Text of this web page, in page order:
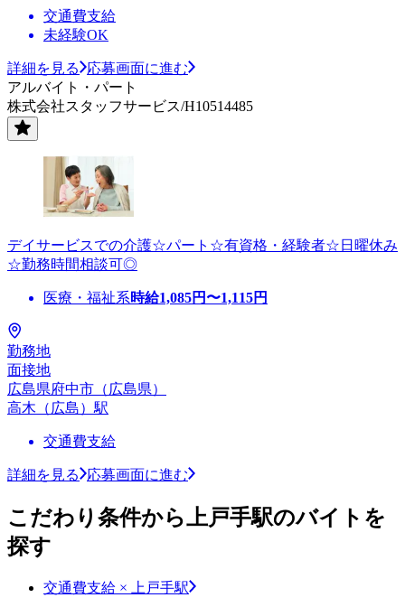
交通費支給
未経験OK
詳細を見る
応募画面に進む
アルバイト・パート
株式会社スタッフサービス/H10514485
デイサービスでの介護☆パート☆有資格・経験者☆日曜休み
☆勤務時間相談可◎
医療・福祉系時給1,085円〜1,115円
勤務地
面接地
広島県府中市（広島県）
高木（広島）駅
交通費支給
詳細を見る 応募画面に進む
こだわり条件から上戸手駅のバイトを
探す
交通費支給 × 上戸手駅